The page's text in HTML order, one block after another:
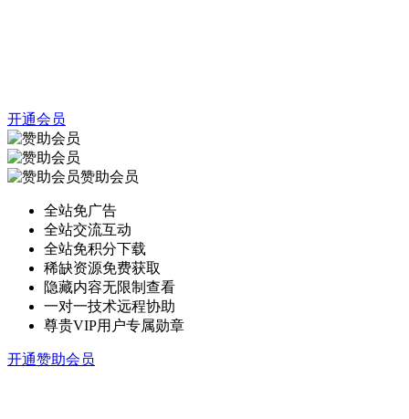
开通会员
赞助会员
全站免广告
全站交流互动
全站免积分下载
稀缺资源免费获取
隐藏内容无限制查看
一对一技术远程协助
尊贵VIP用户专属勋章
开通赞助会员